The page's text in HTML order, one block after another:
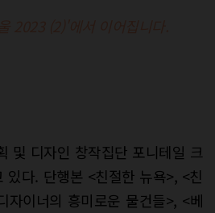
및 디자인 창작집단 포니테일 크
있다. 단행본 <친절한 뉴욕>, <친
자이너의 흥미로운 물건들>, <베